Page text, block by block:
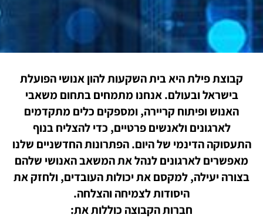
קבוצת פילת היא בית השקעות להון אנושי הפועלת
בישראל ובעולם. אנחנו מתמחים בתחום משאבי
האנוש ופיתוח קריירה, ומספקים כלים מתקדמים
לארגונים ולאנשים פרטיים, כדי להצליח בנוף
התעסוקה הדינמי של היום. הפתרונות החדשניים שלנו
מאפשרים לארגונים לנהל את המשאב האנושי שלהם
בצורה יעילה, למקסם את יכולות העובדים, ולחזק את
היסודות לצמיחה והצלחה.
חברות הקבוצה כוללות את: